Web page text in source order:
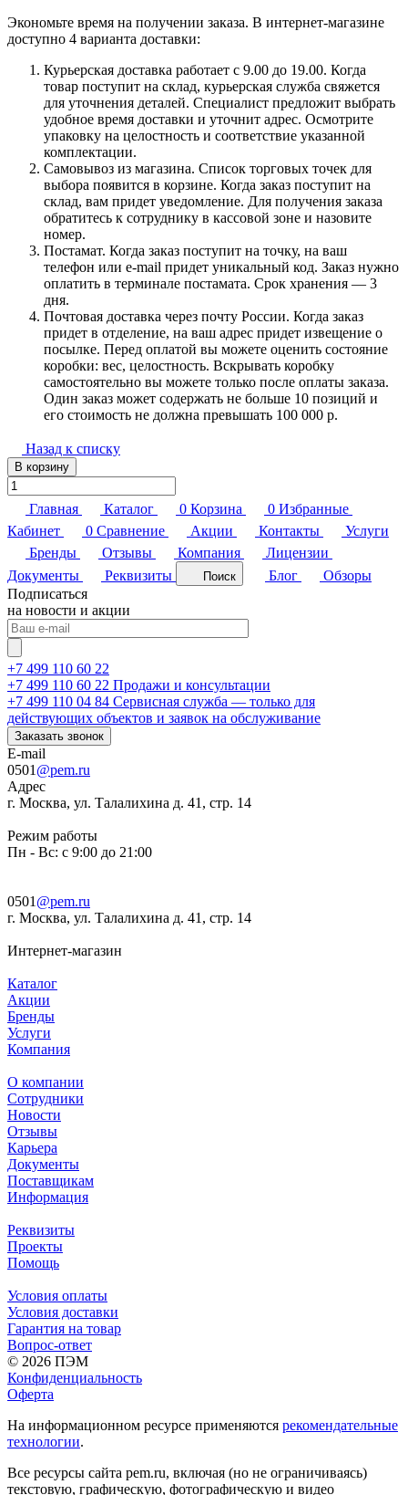
Экономьте время на получении заказа. В интернет-магазине
доступно 4 варианта доставки:
Курьерская доставка работает с 9.00 до 19.00. Когда
товар поступит на склад, курьерская служба свяжется
для уточнения деталей. Специалист предложит выбрать
удобное время доставки и уточнит адрес. Осмотрите
упаковку на целостность и соответствие указанной
комплектации.
Самовывоз из магазина. Список торговых точек для
выбора появится в корзине. Когда заказ поступит на
склад, вам придет уведомление. Для получения заказа
обратитесь к сотруднику в кассовой зоне и назовите
номер.
Постамат. Когда заказ поступит на точку, на ваш
телефон или e-mail придет уникальный код. Заказ нужно
оплатить в терминале постамата. Срок хранения — 3
дня.
Почтовая доставка через почту России. Когда заказ
придет в отделение, на ваш адрес придет извещение о
посылке. Перед оплатой вы можете оценить состояние
коробки: вес, целостность. Вскрывать коробку
самостоятельно вы можете только после оплаты заказа.
Один заказ может содержать не больше 10 позиций и
его стоимость не должна превышать 100 000 р.
Назад к списку
В корзину
Главная Каталог 0 Корзина 0 Избранные
Кабинет
0 Сравнение Акции Контакты
Услуги
Бренды
Отзывы Компания
Лицензии
Документы
Реквизиты Поиск Блог
Обзоры
Подписаться
на новости и акции
+7 499 110 60 22
+7 499 110 60 22 Продажи и консультации
+7 499 110 04 84 Сервисная служба — только для
действующих объектов и заявок на обслуживание
Заказать звонок
E-mail
0501 @pem.ru
Адрес
г. Москва, ул. Талалихина д. 41, стр. 14
Режим работы
Пн - Вс: с 9:00 до 21:00
0501 @pem.ru
г. Москва, ул. Талалихина д. 41, стр. 14
Интернет-магазин
Каталог
Акции
Бренды
Услуги
Компания
О компании
Сотрудники
Новости
Отзывы
Карьера
Документы
Поставщикам
Информация
Реквизиты
Проекты
Помощь
Условия оплаты
Условия доставки
Гарантия на товар
Вопрос-ответ
© 2026 ПЭМ
Конфиденциальность
Оферта
На информационном ресурсе применяются рекомендательные
технологии.
Все ресурсы сайта pem.ru, включая (но не ограничиваясь)
текстовую, графическую, фотографическую и видео